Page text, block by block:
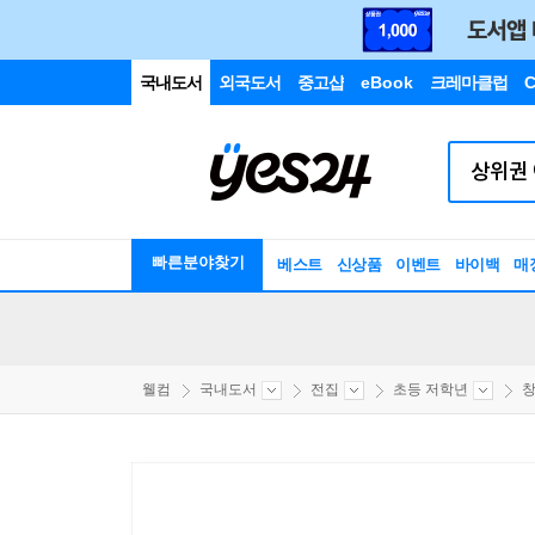
국내도서 외국도서 중고샵 eBook 크레마클럽
빠른분야찾기 베스트 신상품 이벤트 바이백 매
웰컴 국내도서 전집 초등 저학년